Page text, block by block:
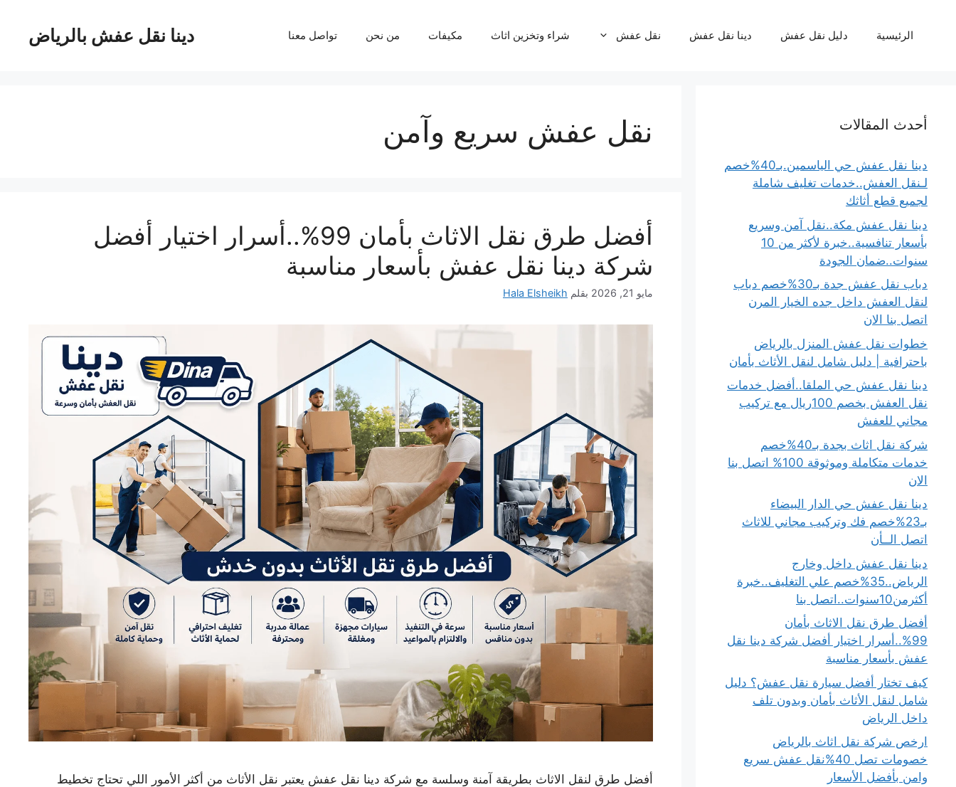
دينا نقل عفش بالرياض الرئيسية دليل نقل عفش دينا نقل عفش نقل عفش شراء وتخزين اثاث مكيفات من نحن تواصل معنا
نقل عفش سريع وآمن
أفضل طرق نقل الاثاث بأمان 99%..أسرار اختيار أفضل
شركة دينا نقل عفش بأسعار مناسبة
مايو 21, 2026 بقلم Hala Elsheikh
أفضل طرق لنقل الاثاث بطريقة آمنة وسلسة مع شركة دينا نقل عفش يعتبر نقل الأثاث من أكثر الأمور اللي تحتاج تخطيط
أحدث المقالات
دينا نقل عفش حي الياسمين.بـ40%خصم
لـنقل العفش..خدمات تغليف شاملة
لجميع قطع أثاثك
دينا نقل عفش مكة..نقل آمن وسريع
بأسعار تنافسية..خبرة لأكثر من 10
سنوات..ضمان الجودة
دباب نقل عفش جدة بـ30%خصم دباب
لنقل العفش داخل جده الخيار المرن
اتصل بنا الان
خطوات نقل عفش المنزل بالرياض
باحترافية | دليل شامل لنقل الأثاث بأمان
دينا نقل عفش حي الملقا..أفضل خدمات
نقل العفش بخصم 100ريال مع تركيب
مجاني للعفش
شركة نقل اثاث بجدة بـ40%خصم
خدمات متكاملة وموثوقة 100% اتصل بنا
الان
دينا نقل عفش حي الدار البيضاء
بـ23%خصم فك وتركيب مجاني للاثاث
اتصل الــأن
دينا نقل عفش داخل وخارج
الرياض..35%خصم علي التغليف..خبرة
أكثرمن10سنوات..اتصل بنا
أفضل طرق نقل الاثاث بأمان
99%..أسرار اختيار أفضل شركة دينا نقل
عفش بأسعار مناسبة
كيف تختار أفضل سيارة نقل عفش؟ دليل
شامل لنقل الأثاث بأمان وبدون تلف
داخل الرياض
ارخص شركة نقل اثاث بالرياض
خصومات تصل 40%نقل عفش سريع
وامن بأفضل الأسعار